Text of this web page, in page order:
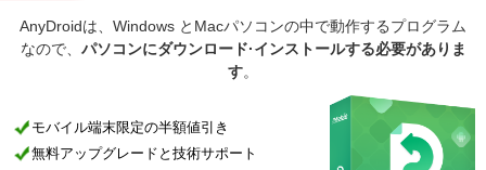
マルチメディア
ソリューション
AnyDroidは、Windows とMacパソコンの中で動作するプログラム
なので、 パソコンにダウンロード·インストールする必要がありま
す。
モバイル端末限定の半額値引き
無料アップグレードと技術サポート